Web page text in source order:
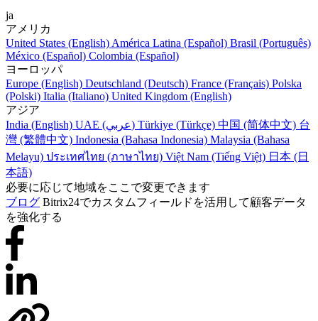
ja
アメリカ
United States (English) América Latina (Español) Brasil (Português)
México (Español) Colombia (Español)
ヨーロッパ
Europe (English) Deutschland (Deutsch) France (Français) Polska
(Polski) Italia (Italiano) United Kingdom (English)
アジア
India (English)
UAE (عربي) Türkiye (Türkçe) 中国 (简体中文) 台
灣 (繁體中文) Indonesia (Bahasa Indonesia) Malaysia (Bahasa
Melayu) ประเทศไทย (ภาษาไทย) Việt Nam (Tiếng Việt) 日本 (日
本語)
必要に応じて地域をここで変更できます
ブログ Bitrix24でカスタムフィールドを活用して顧客データ
を強化する